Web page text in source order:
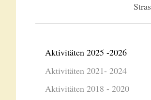
Aktivitäten 2025 -2026
Aktivitäten 2021- 2024
Aktivitäten 2018 - 2020